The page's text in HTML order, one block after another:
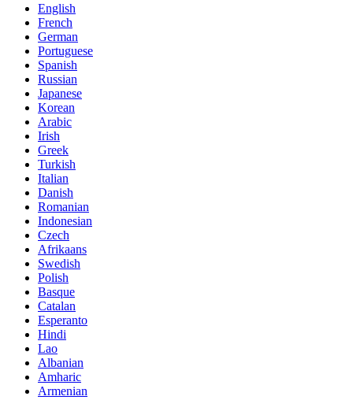
English
French
German
Portuguese
Spanish
Russian
Japanese
Korean
Arabic
Irish
Greek
Turkish
Italian
Danish
Romanian
Indonesian
Czech
Afrikaans
Swedish
Polish
Basque
Catalan
Esperanto
Hindi
Lao
Albanian
Amharic
Armenian